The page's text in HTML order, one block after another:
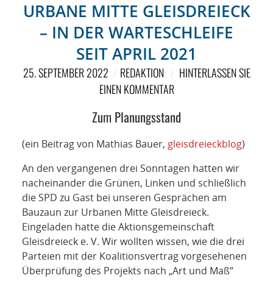
MAGAZIN
RUBRIKEN
SPONSORING
KONTAKT
URBANE MITTE GLEISDREIECK
– IN DER WARTESCHLEIFE
SEIT APRIL 2021
25. SEPTEMBER 2022 REDAKTION
HINTERLASSEN SIE
EINEN KOMMENTAR
Zum Planungsstand
(ein Beitrag von Mathias Bauer, gleisdreieckblog)
An den vergangenen drei Sonntagen hatten wir
nacheinander die Grünen, Linken und schließlich
die SPD zu Gast bei unseren Gesprächen am
Bauzaun zur Urbanen Mitte Gleisdreieck.
Eingeladen hatte die Aktionsgemeinschaft
Gleisdreieck e. V. Wir wollten wissen, wie die drei
Parteien mit der Koalitionsvertrag vorgesehenen
Überprüfung des Projekts nach „Art und Maß“